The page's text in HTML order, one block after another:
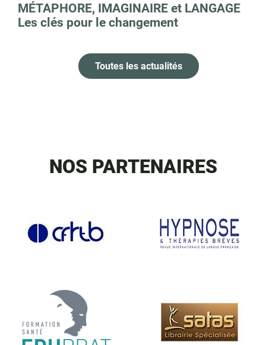
MÉTAPHORE, IMAGINAIRE et LANGAGE
Les clés pour le changement
Toutes les actualités
NOS PARTENAIRES